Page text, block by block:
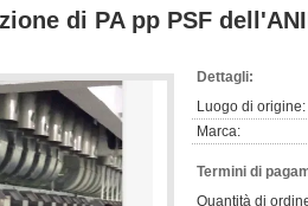
di PA pp PSF
Dettagli:
Luogo di origine:
Marca:
Termini di
Quantità di